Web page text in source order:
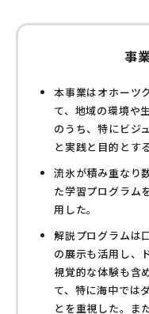
事
本事業はオホーツ
て、地域の環境や
のうち、特にビジ
と実践と目的とする
流氷が積み重なり
た学習プログラム
用した。
解説プログラムは
の展示も活用し、
視覚的な体験も含
て、特に海中では
とを重視した。ま